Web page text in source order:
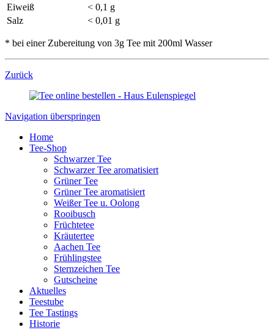
Eiweiß
< 0,1 g
Salz
< 0,01 g
* bei einer Zubereitung von 3g Tee mit 200ml Wasser
Zurück
Navigation überspringen
Home
Tee-Shop
Schwarzer Tee
Schwarzer Tee aromatisiert
Grüner Tee
Grüner Tee aromatisiert
Weißer Tee u. Oolong
Rooibusch
Früchtetee
Kräutertee
Aachen Tee
Frühlingstee
Sternzeichen Tee
Gutscheine
Aktuelles
Teestube
Tee Tastings
Historie